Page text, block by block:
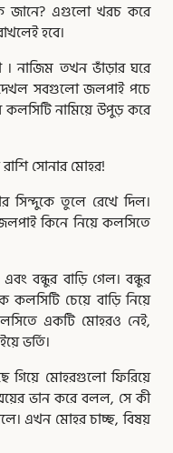
জানে? এগুলো খরচ করে
হবে।
নাজিম তখন ভাঁড়ার ঘরে
সবগুলো জলপাই পচে
কলসিটি নামিয়ে উপুড় করে
সোনার মোহর!
সিন্দুকে তুলে রেখে দিল।
কিনে নিয়ে কলসিতে
বন্ধুর বাড়ি গেল। বন্ধুর
কলসিটি চেয়ে বাড়ি নিয়ে
একটি মোহরও নেই,
ভর্তি।
গিয়ে মোহরগুলো ফিরিয়ে
ভান করে বলল, সে কী
এখন মোহর চাচ্ছ, বিষয়